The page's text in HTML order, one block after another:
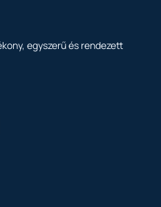
egyszerű és rendezett